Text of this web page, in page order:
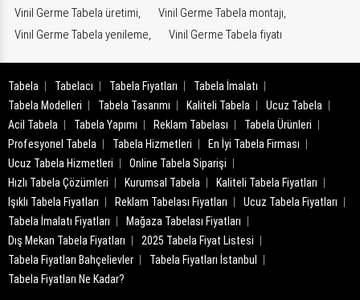
Vinil Germe Tabela üretimi,
Vinil Germe Tabela montajı,
Vinil Germe Tabela yenileme,
Vinil Germe Tabela fiyatı
Tabela Tabelacı Tabela Fiyatları
Tabela İmalatı
Tabela Modelleri
Tabela Tasarımı Kaliteli Tabela
Ucuz Tabela
Acil Tabela
Tabela Yapımı Reklam Tabelası
Tabela Ürünleri
Profesyonel Tabela
Tabela Hizmetleri
En İyi Tabela Firması
Ucuz Tabela Hizmetleri
Online Tabela Siparişi
Hızlı Tabela Çözümleri
Kurumsal Tabela
Kaliteli Tabela Fiyatları
Işıklı Tabela Fiyatları
Reklam Tabelası Fiyatları
Ucuz Tabela Fiyatları
Tabela İmalatı Fiyatları
Mağaza Tabelası Fiyatları
Dış Mekan Tabela Fiyatları
2025 Tabela Fiyat Listesi
Tabela Fiyatları Bahçelievler
Tabela Fiyatları İstanbul
Tabela Fiyatları Ne Kadar?